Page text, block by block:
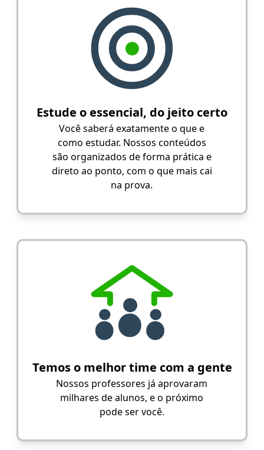
Estude o essencial, do jeito certo
Você saberá exatamente o que e
como estudar. Nossos conteúdos
são organizados de forma prática e
direto ao ponto, com o que mais cai
na prova.
Temos o melhor time com a gente
Nossos professores já aprovaram
milhares de alunos, e o próximo
pode ser você.